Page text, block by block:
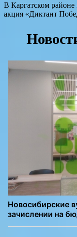
В Каргатском
акция «Диктант